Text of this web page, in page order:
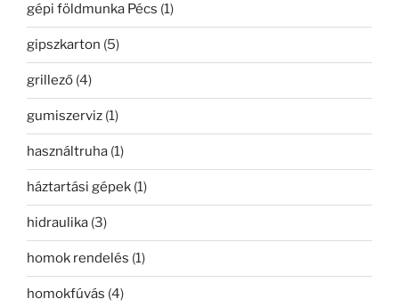
gépi földmunka Pécs (1)
gipszkarton (5)
grillező (4)
gumiszerviz (1)
használtruha (1)
háztartási gépek (1)
hidraulika (3)
homok rendelés (1)
homokfúvás (4)